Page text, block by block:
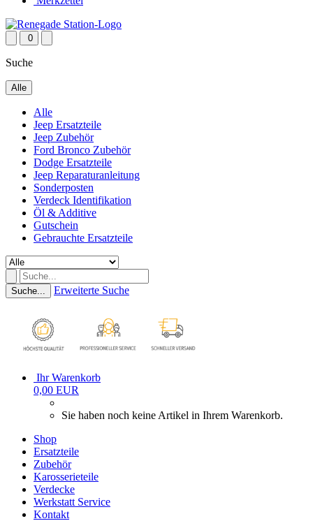
0
Suche
Alle
Alle
Jeep Ersatzteile
Jeep Zubehör
Ford Bronco Zubehör
Dodge Ersatzteile
Jeep Reparaturanleitung
Sonderposten
Verdeck Identifikation
Öl & Additive
Gutschein
Gebrauchte Ersatzteile
Suche... Erweiterte Suche
Ihr Warenkorb
0,00 EUR
Sie haben noch keine Artikel in Ihrem Warenkorb.
Shop
Ersatzteile
Zubehör
Karosserieteile
Verdecke
Werkstatt Service
Kontakt